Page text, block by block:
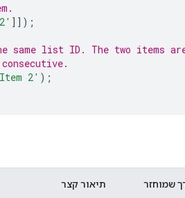
]]);
same list ID. The two items
2' );
שמוחזר תיאור קצר